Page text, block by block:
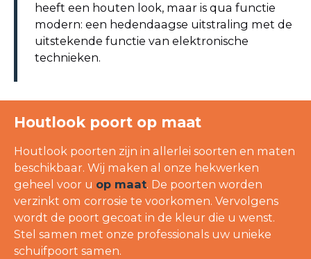
heeft een houten look, maar is qua functie
modern: een hedendaagse uitstraling met de
uitstekende functie van elektronische
technieken.
Houtlook poort op maat
Houtlook poorten zijn in allerlei soorten en maten
beschikbaar. Wij maken al onze hekwerken
geheel voor u op maat. De poorten worden
verzinkt om corrosie te voorkomen. Vervolgens
wordt de poort gecoat in de kleur die u wenst.
Stel samen met onze professionals uw unieke
schuifpoort samen.